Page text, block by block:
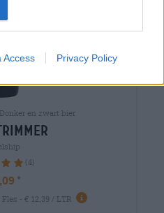
Access Privacy Policy
en zwart bier
(4)
Fles - € 12,39 / LTR